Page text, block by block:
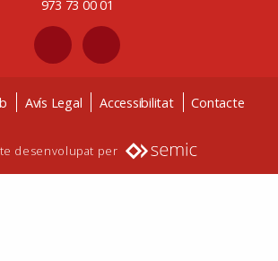
973 73 00 01
Avís Legal Accessibilitat Contacte
desenvolupat per